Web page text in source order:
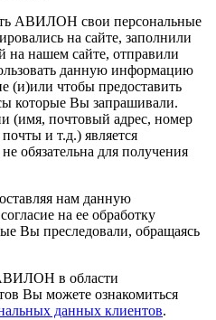
АВИЛОН свои персональные
на сайте, заполнили
на нашем сайте, отправили
данную информацию
(и)или чтобы предоставить
которые Вы запрашивали.
(имя, почтовый адрес, номер
и т.д.) является
обязательна для получения
нам данную
на ее обработку
Вы преследовали, обращаясь
в области
Вы можете ознакомиться
данных клиентов.